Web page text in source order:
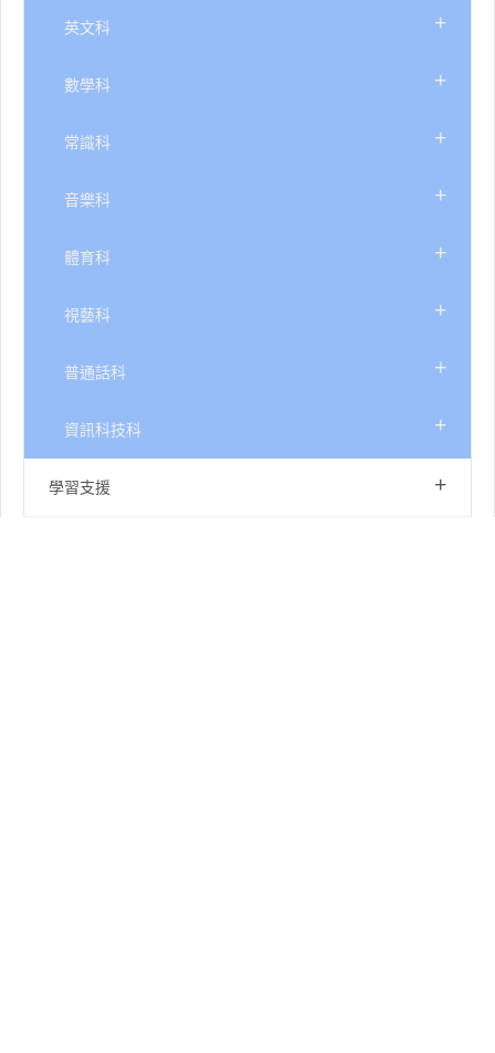
英文科 +
數學科 +
常識科 +
音樂科 +
體育科 +
視藝科 +
普通話科 +
資訊科技科 +
學習支援 +